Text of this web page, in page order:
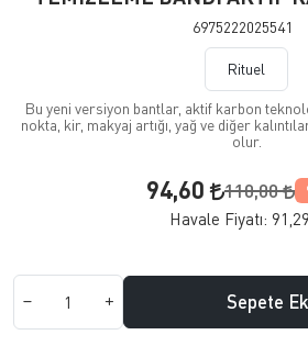
6975222025541
Rituel
Bu yeni versiyon bantlar, aktif karbon
nokta, kir, makyaj artığı, yağ ve diğer
olur.
94,60 110,00
Havale Fiyatı: 91,29
Sepete